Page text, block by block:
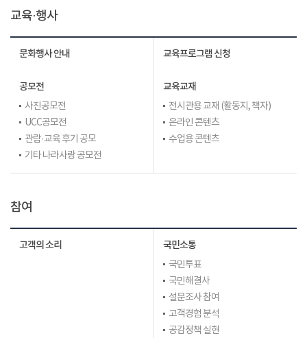
교육·행사
문화행사 안내 교육프로그램 신청
공모전
사진공모전
UCC공모전
관람·교육 후기 공모
기타 나라사랑 공모전
교육교재
전시관용 교재 (활동지, 책자)
온라인 콘텐츠
수업용 콘텐츠
참여
고객의 소리 국민소통
국민투표
국민해결사
설문조사 참여
고객경험 분석
공감정책 실현